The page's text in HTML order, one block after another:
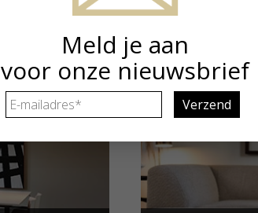
Meld je aan
voor onze nieuwsbrief
E-
mailadres *